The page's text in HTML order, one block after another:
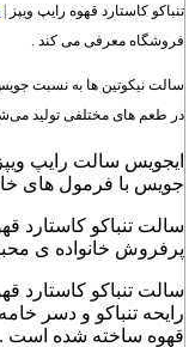
تنباکو کاستارد قهوه رایپ ویپز |
فروشگاه معرفی می کند .
سالت نیکوتین ها به نسبت
در طعم های مختلفی تولید
ایجویس سالت رایپ
جویس با فرمول های
سالت تنباکو کاستارد
پرفروش خانواده ی
سالت تنباکو کاستارد
رایحه تنباکو و دسر
قهوه ساخته شده است .